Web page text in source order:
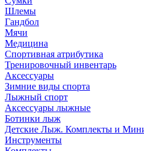
Шлемы
Гандбол
Мячи
Медицина
Спортивная атрибутика
Тренировочный инвентарь
Аксессуары
Зимние виды спорта
Лыжный спорт
Аксессуары лыжные
Ботинки лыж
Детские Лыж. Комплекты и
Инструменты